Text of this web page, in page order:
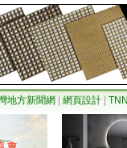
地方新聞網 網頁設計